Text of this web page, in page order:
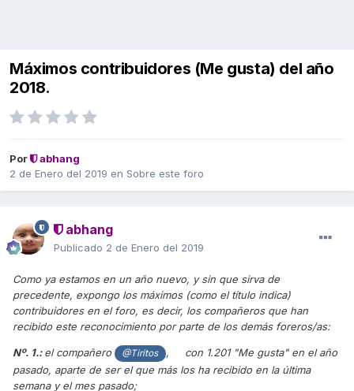
Máximos contribuidores (Me gusta) del año
2018.
Por
abhang
2 de Enero del 2019 en Sobre este foro
abhang
Publicado 2 de Enero del 2019
Como ya estamos en un año nuevo, y sin que sirva de
precedente, expongo los máximos (como el título indica)
contribuidores en el foro, es decir, los compañeros que han
recibido este reconocimiento por parte de los demás foreros/as:
Nº. 1.:el compañero @Tiritos
, con 1.201 "Me gusta" en el año
pasado, aparte de ser el que más los ha recibido en la última
semana y el mes pasado;